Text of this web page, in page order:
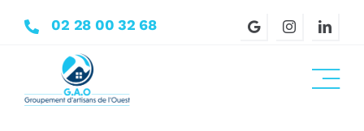
02 28 00 32 68